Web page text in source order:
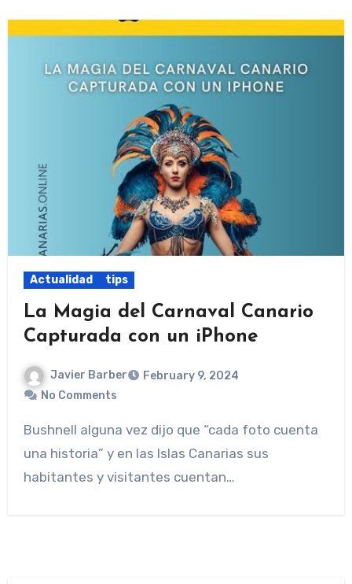
Actualidad tips
La Magia del Carnaval Canario
Capturada con un iPhone
Javier Barber
February 9, 2024
No Comments
Bushnell alguna vez dijo que “cada foto cuenta
una historia” y en las Islas Canarias sus
habitantes y visitantes cuentan…